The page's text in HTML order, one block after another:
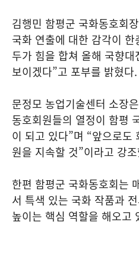
김행민 함평군 국화동호회
국화 연출에 대한 감각이
두가 힘을 합쳐 올해 국향
보이겠다”고 포부를 밝혔다.
문정모 농업기술센터 소장
동호회원들의 열정이 함평
이 되고 있다”며 “앞으로도
원을 지속할 것”이라고 강
한편 함평군 국화동호회는
서 특색 있는 국화 작품과
높이는 핵심 역할을 해오고